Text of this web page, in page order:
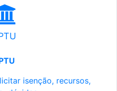
isenção, recursos,